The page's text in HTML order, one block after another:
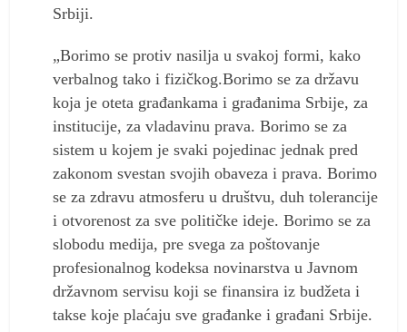
Srbiji.
„Borimo se protiv nasilja u svakoj formi, kako
verbalnog tako i fizičkog.Borimo se za državu
koja je oteta građankama i građanima Srbije, za
institucije, za vladavinu prava. Borimo se za
sistem u kojem je svaki pojedinac jednak pred
zakonom svestan svojih obaveza i prava. Borimo
se za zdravu atmosferu u društvu, duh tolerancije
i otvorenost za sve političke ideje. Borimo se za
slobodu medija, pre svega za poštovanje
profesionalnog kodeksa novinarstva u Javnom
državnom servisu koji se finansira iz budžeta i
takse koje plaćaju sve građanke i građani Srbije.